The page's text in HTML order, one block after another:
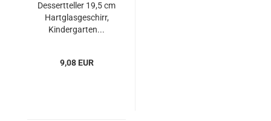
Dessertteller 19,5 cm
Hartglasgeschirr,
Kindergarten...
9,08 EUR